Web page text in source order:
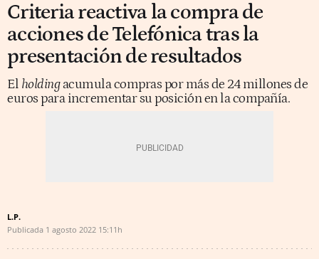
Criteria reactiva la compra de
acciones de Telefónica tras la
presentación de resultados
El holdingacumula compras por más de 24 millones de
euros para incrementar su posición en la compañía.
L.P.
Publicada 1 agosto 2022 15:11h